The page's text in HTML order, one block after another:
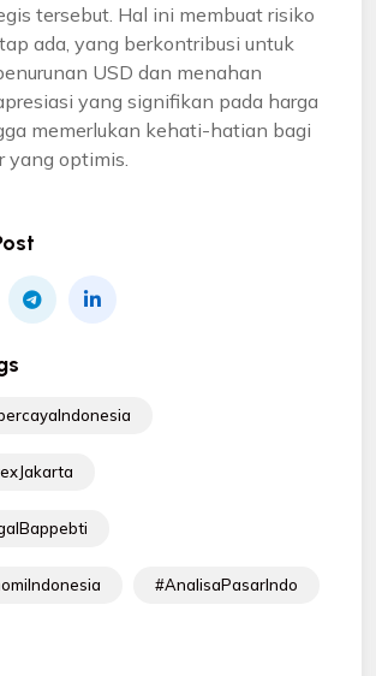
tersebut. Hal ini membuat risiko
ada, yang berkontribusi untuk
USD dan menahan
yang signifikan pada harga
memerlukan kehati-hatian bagi
yang optimis.
#AnalisaPasarIndo